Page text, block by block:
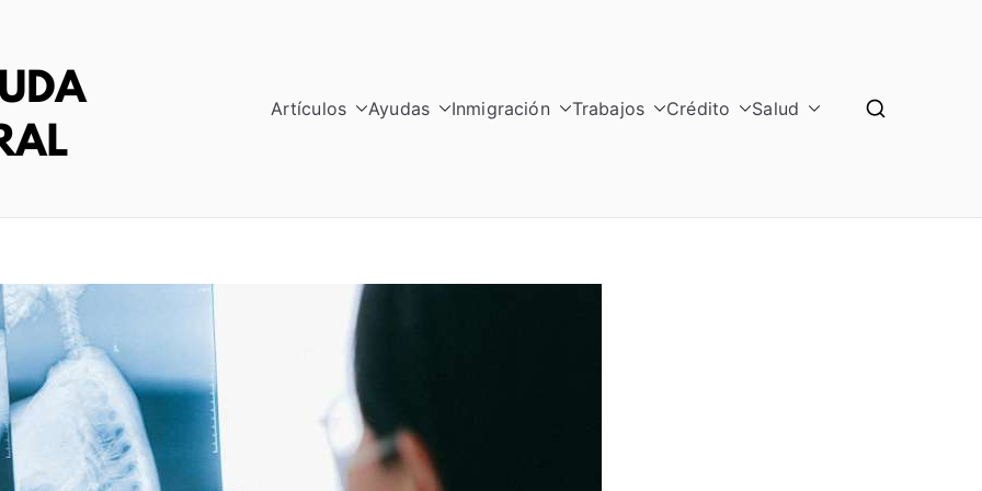
RED AYUDA INTEGRAL
Artículos Ayudas Inmigración Trabajos Crédito Salud